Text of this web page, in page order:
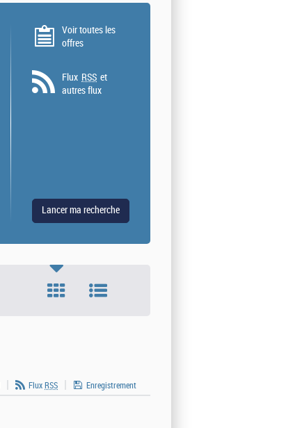
Voir toutes les
offres
Flux RSS et
autres flux
Flux RSS
Enregistrement